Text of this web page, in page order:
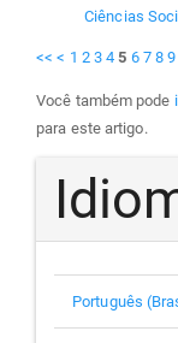
Ciências
<< < 1 2 3 4 5 6 7 8 9
Você também pode
para este artigo.
Português